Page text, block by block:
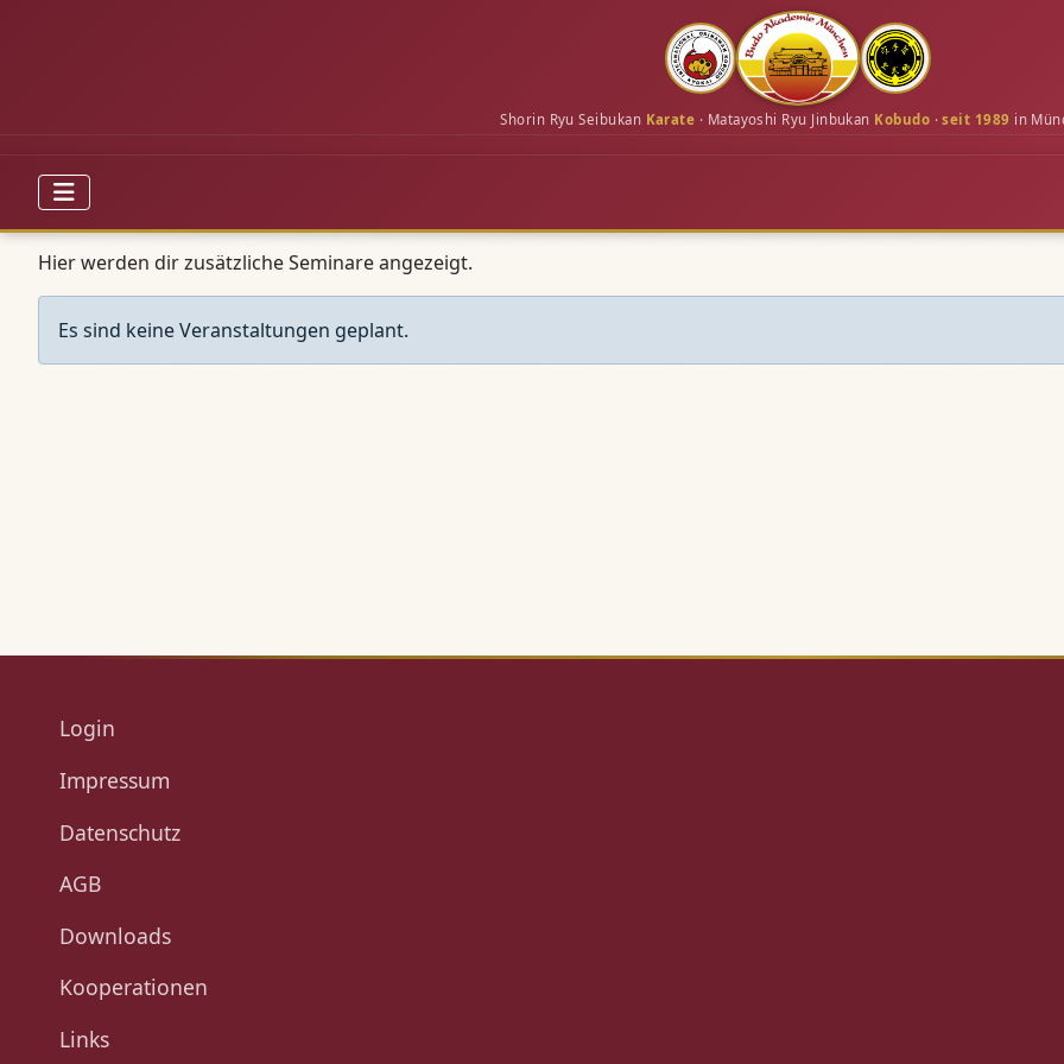
Shorin Ryu Seibukan Karate · Matayoshi Ryu Jinbukan Kobudo ·seit 1989 in
Hier werden dir zusätzliche Seminare angezeigt.
Es sind keine Veranstaltungen geplant.
Login
Impressum
Datenschutz
AGB
Downloads
Kooperationen
Links